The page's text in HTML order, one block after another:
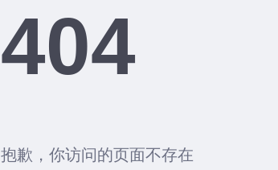
404
抱歉，你访问的页面不存在